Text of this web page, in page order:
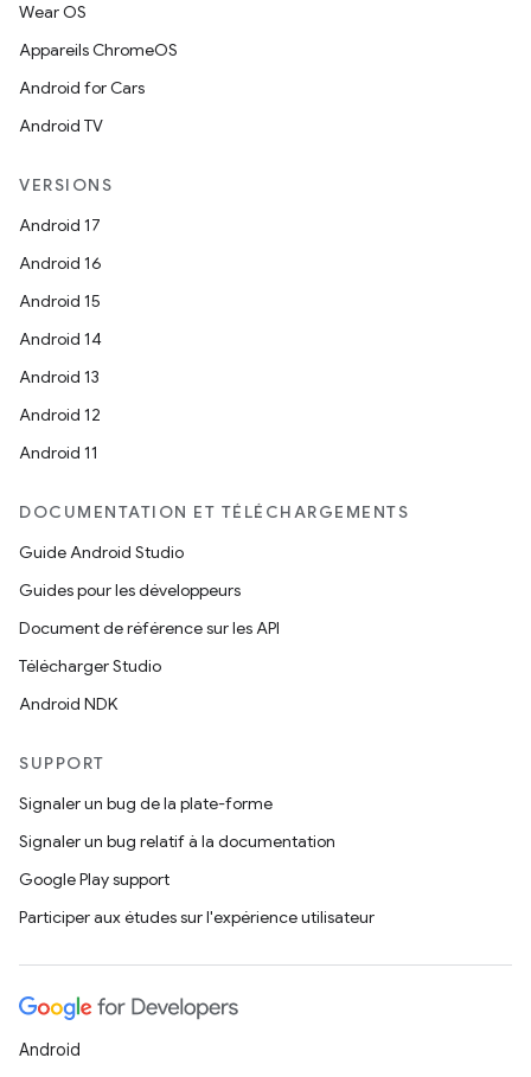
Wear OS
Appareils ChromeOS
Android for Cars
Android TV
VERSIONS
Android 17
Android 16
Android 15
Android 14
Android 13
Android 12
Android 11
DOCUMENTATION ET TÉLÉCHARGEMENTS
Guide Android Studio
Guides pour les développeurs
Document de référence sur les API
Télécharger Studio
Android NDK
SUPPORT
Signaler un bug de la plate-forme
Signaler un bug relatif à la documentation
Google Play support
Participer aux études sur l'expérience utilisateur
Android